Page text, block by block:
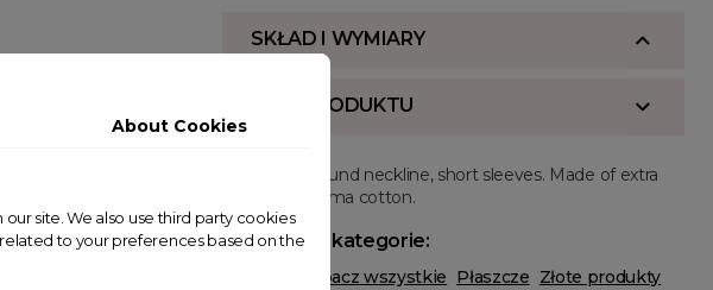
SKŁAD I WYMIARY
OPIS PRODUKTU
Regular fit, round neckline, short sleeves. Made of extra
long staple pima cotton.
Powiązane kategorie:
Zobacz wszystkie Płaszcze Złote produkty
About Cookies
site. We also use third party cookies
to your preferences based on the